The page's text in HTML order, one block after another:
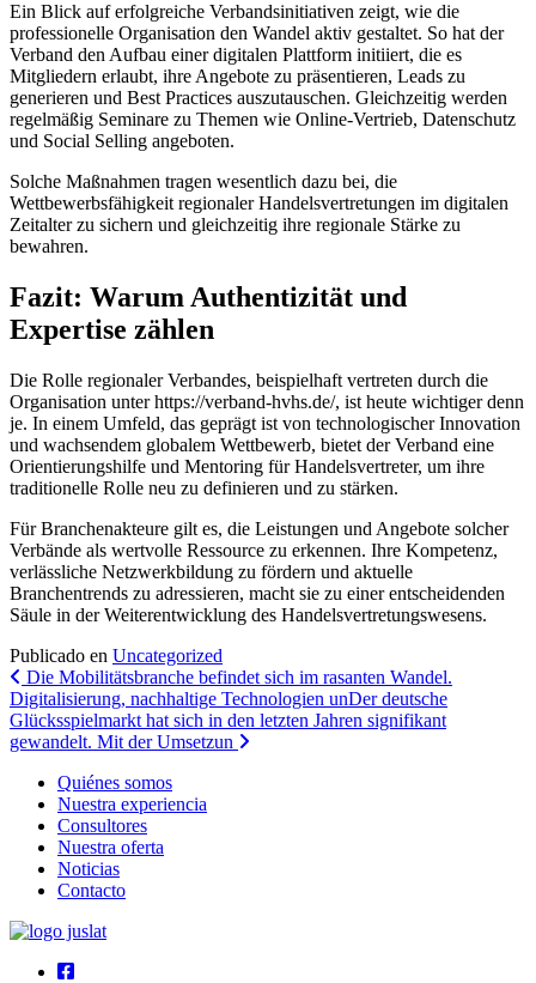
Ein Blick auf erfolgreiche Verbandsinitiativen zeigt, wie die
professionelle Organisation den Wandel aktiv gestaltet. So hat der
Verband den Aufbau einer digitalen Plattform initiiert, die es
Mitgliedern erlaubt, ihre Angebote zu präsentieren, Leads zu
generieren und Best Practices auszutauschen. Gleichzeitig werden
regelmäßig Seminare zu Themen wie Online-Vertrieb, Datenschutz
und Social Selling angeboten.
Solche Maßnahmen tragen wesentlich dazu bei, die
Wettbewerbsfähigkeit regionaler Handelsvertretungen im digitalen
Zeitalter zu sichern und gleichzeitig ihre regionale Stärke zu
bewahren.
Fazit: Warum Authentizität und
Expertise zählen
Die Rolle regionaler Verbandes, beispielhaft vertreten durch die
Organisation unter https://verband-hvhs.de/, ist heute wichtiger denn
je. In einem Umfeld, das geprägt ist von technologischer Innovation
und wachsendem globalem Wettbewerb, bietet der Verband eine
Orientierungshilfe und Mentoring für Handelsvertreter, um ihre
traditionelle Rolle neu zu definieren und zu stärken.
Für Branchenakteure gilt es, die Leistungen und Angebote solcher
Verbände als wertvolle Ressource zu erkennen. Ihre Kompetenz,
verlässliche Netzwerkbildung zu fördern und aktuelle
Branchentrends zu adressieren, macht sie zu einer entscheidenden
Säule in der Weiterentwicklung des Handelsvertretungswesens.
Publicado en Uncategorized
Navegación
de
entradas
Die Mobilitätsbranche befindet sich im rasanten Wandel.
Digitalisierung, nachhaltige Technologien unDer deutsche
Glücksspielmarkt hat sich in den letzten Jahren signifikant
gewandelt. Mit der Umsetzun
Quiénes somos
Nuestra experiencia
Consultores
Nuestra oferta
Noticias
Contacto